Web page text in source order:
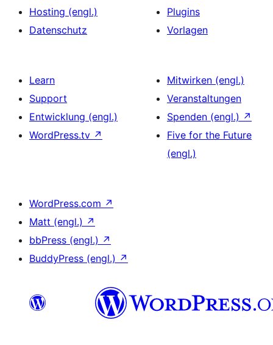
Hosting (engl.)
Datenschutz
Plugins
Vorlagen
Learn
Support
Entwicklung (engl.)
WordPress.tv ↗
Mitwirken (engl.)
Veranstaltungen
Spenden (engl.) ↗
Five for the Future
(engl.)
WordPress.com ↗
Matt (engl.) ↗
bbPress (engl.) ↗
BuddyPress (engl.) ↗